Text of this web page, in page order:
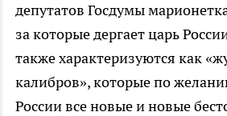
депутатов Госдумы
за которые дергает царь
также характеризуются как
калибров», которые по
России все новые и новые